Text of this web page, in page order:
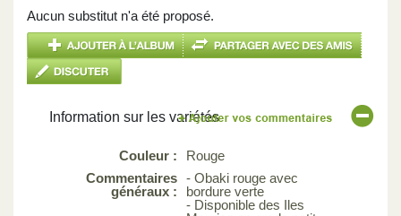
Aucun substitut n'a été proposé.
Information sur les variétés
Couleur :
Rouge
Commentaires
généraux :
- Obaki rouge avec
bordure verte
- Disponible des Iles